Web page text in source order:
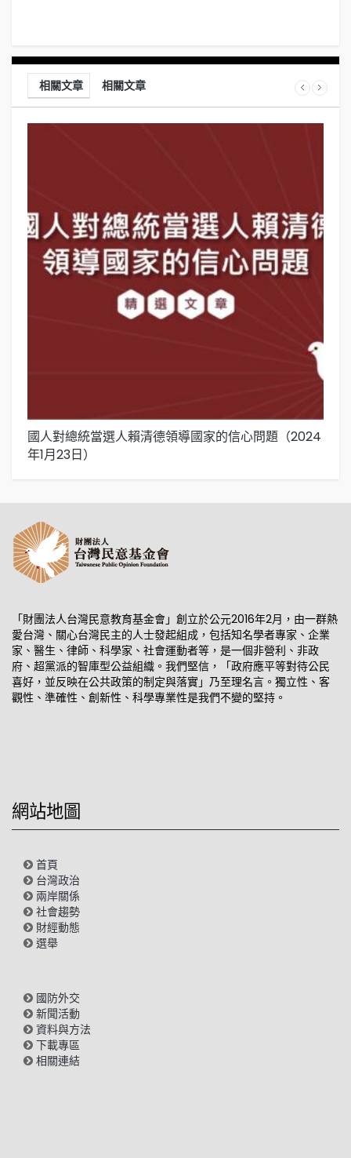
相關文章 相關文章
國人對總統當選人賴清德領導國家的信心問題（2024
年1月23日）
「財團法人台灣民意教育基金會」創立於公元2016年2月，由一群熱
愛台灣、關心台灣民主的人士發起組成，包括知名學者專家、企業
家、醫生、律師、科學家、社會運動者等，是一個非營利、非政
府、超黨派的智庫型公益組織。我們堅信，「政府應平等對待公民
喜好，並反映在公共政策的制定與落實」乃至理名言。獨立性、客
觀性、準確性、創新性、科學專業性是我們不變的堅持。
網站地圖
首頁
台灣政治
兩岸關係
社會趨勢
財經動態
選舉
國防外交
新聞活動
資料與方法
下載專區
相關連結